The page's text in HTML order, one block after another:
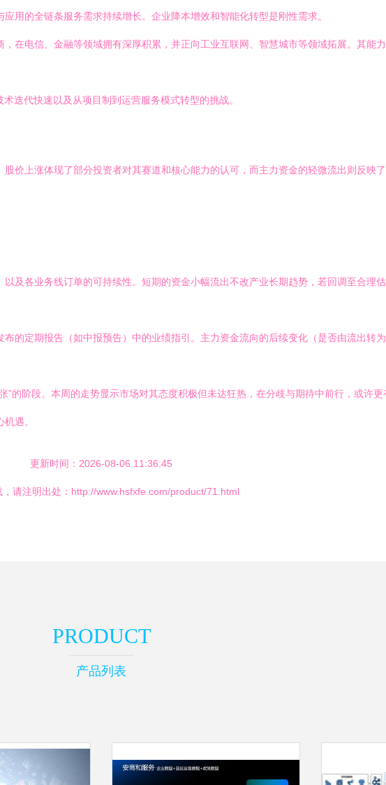
用的全链条服务需求持续增长。企业降本增效和智能化转型是刚性需求。
在电信、金融等领域拥有深厚积累，并正向工业互联网、智慧城市等领域拓展。其能
迭代快速以及从项目制到运营服务模式转型的挑战。
价上涨体现了部分投资者对其赛道和核心能力的认可，而主力资金的轻微流出则反映
及各业务线订单的可持续性。短期的资金小幅流出不改产业长期趋势，若回调至合理
的定期报告（如中报预告）中的业绩指引。主力资金流向的后续变化（是否由流出转
的阶段。本周的走势显示市场对其态度积极但未达狂热，在分歧与期待中前行，或许
遇。
更新时间：2026-08-06 11:36:45
，请注明出处：http://www.hsfxfe.com/product/71.html
PRODUCT
产品列表